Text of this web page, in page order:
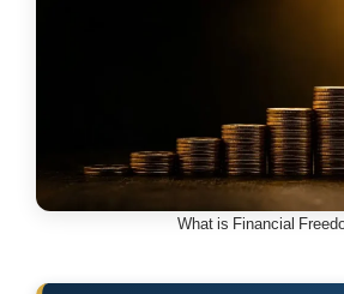
What is Financial